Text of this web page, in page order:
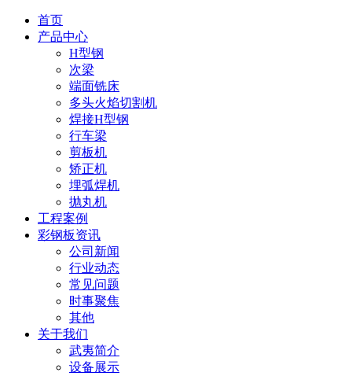
首页
产品中心
H型钢
次梁
端面铣床
多头火焰切割机
焊接H型钢
行车梁
剪板机
矫正机
埋弧焊机
抛丸机
工程案例
彩钢板资讯
公司新闻
行业动态
常见问题
时事聚焦
其他
关于我们
武夷简介
设备展示